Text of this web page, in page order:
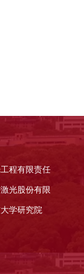
程有限责任
光股份有限
学研究院